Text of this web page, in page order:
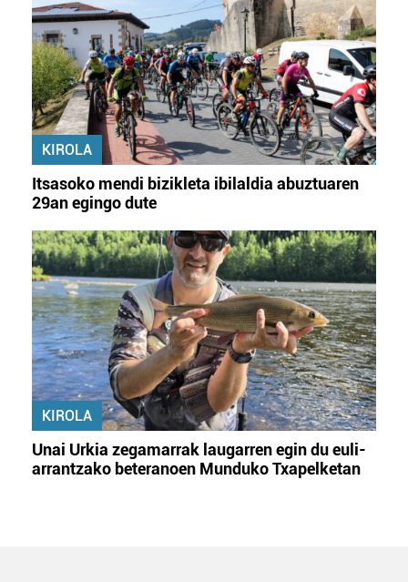
KIROLA
Itsasoko mendi bizikleta ibilaldia abuztuaren
29an egingo dute
KIROLA
Unai Urkia zegamarrak laugarren egin du euli-
arrantzako beteranoen Munduko Txapelketan